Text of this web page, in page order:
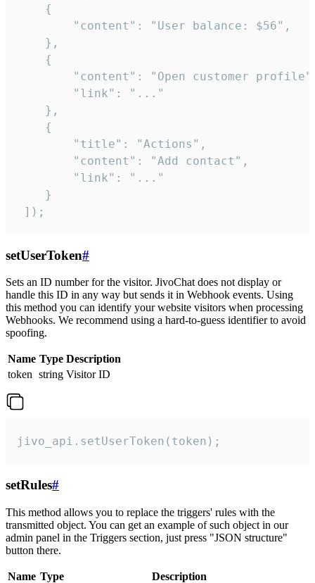
    {
        "content": "User balance: $56",
    },
    {
"content": "Open customer
        "link": "..."
    },
    {
        "title": "Actions",
        "content": "Add contact",
        "link": "..."
    }
]);
setUserToken#
Sets an ID number for the visitor. JivoChat does not display or
handle this ID in any way but sends it in Webhook events. Using
this method you can identify your website visitors when processing
Webhooks. We recommend using a hard-to-guess identifier to avoid
spoofing.
Name Type Description
token string Visitor ID
jivo_api.setUserToken(token);
setRules#
This method allows you to replace the triggers' rules with the
transmitted object. You can get an example of such object in our
admin panel in the Triggers section, just press "JSON structure"
button there.
Name Type
Description